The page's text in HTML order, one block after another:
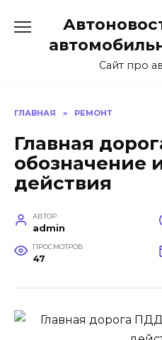
содержанию
Сайт про
ГЛАВНАЯ » РЕМОНТ
Главная
обозначение
действия
АВТОР
admin
ПРОСМОТРОВ
47